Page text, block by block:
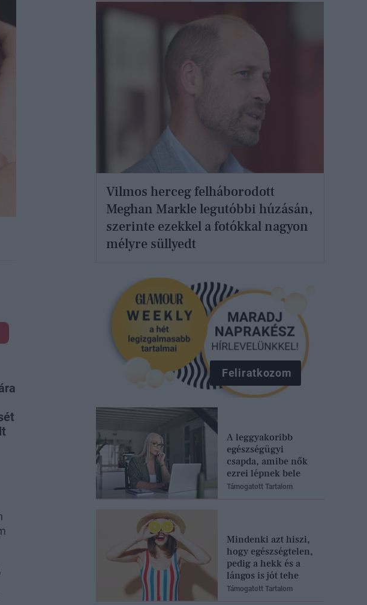
Vilmos herceg felháborodott
Meghan Markle legutóbbi húzásán,
szerinte ezekkel a fotókkal nagyon
mélyre süllyedt
Feliratkozom
A leggyakoribb
egészségügyi
csapda, amibe nők
ezrei lépnek bele
Támogatott Tartalom
Mindenki azt hiszi,
hogy egészségtelen,
pedig a hekk és a
lángos is jót tehe
Támogatott Tartalom